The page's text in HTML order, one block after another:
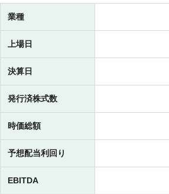
業種
上場日
決算日
発行済株式数
時価総額
予想配当利回り
EBITDA